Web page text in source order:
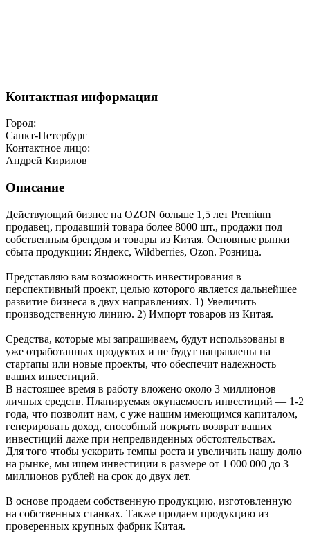
Контактная информация
Город:
Санкт-Петербург
Контактное лицо:
Андрей Кирилов
Описание
Действующий бизнес на ОZОN больше 1,5 лет Рrеmium
продавец, продавший товара более 8000 шт., продажи под
собственным брендом и товары из Китая. Основные рынки
сбыта продукции: Яндекс, Wildberries, Ozon. Розница.
Представляю вам возможность инвестирования в
перспективный проект, целью которого является дальнейшее
развитие бизнеса в двух направлениях. 1) Увеличить
производственную линию. 2) Импорт товаров из Китая.
Средства, которые мы запрашиваем, будут использованы в
уже отработанных продуктах и не будут направлены на
стартапы или новые проекты, что обеспечит надежность
ваших инвестиций.
В настоящее время в работу вложено около 3 миллионов
личных средств. Планируемая окупаемость инвестиций — 1-2
года, что позволит нам, с уже нашим имеющимся капиталом,
генерировать доход, способный покрыть возврат ваших
инвестиций даже при непредвиденных обстоятельствах.
Для того чтобы ускорить темпы роста и увеличить нашу долю
на рынке, мы ищем инвестиции в размере от 1 000 000 до 3
миллионов рублей на срок до двух лет.
В основе продаем собственную продукцию, изготовленную
на собственных станках. Также продаем продукцию из
проверенных крупных фабрик Китая.